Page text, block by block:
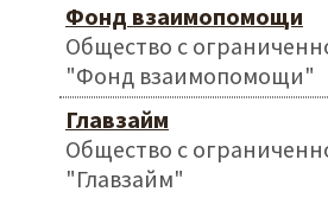
Фонд взаимопомощи
Общество с
"Фонд взаимопомощи"
Главзайм
Общество с
"Главзайм"